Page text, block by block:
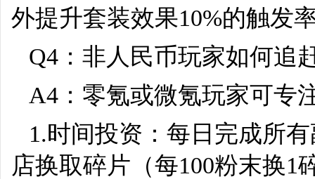
外提升套装效果10%的触发
Q4：非人民币玩家如何追
A4：零氪或微氪玩家可专
1.时间投资：每日完成所
店换取碎片（每100粉末换1